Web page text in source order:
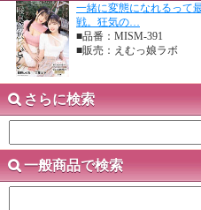
一緒に変態になれるって
戦。狂気の…
■品番：MISM-391
■販売：えむっ娘ラボ
さらに検索
一般商品で検索